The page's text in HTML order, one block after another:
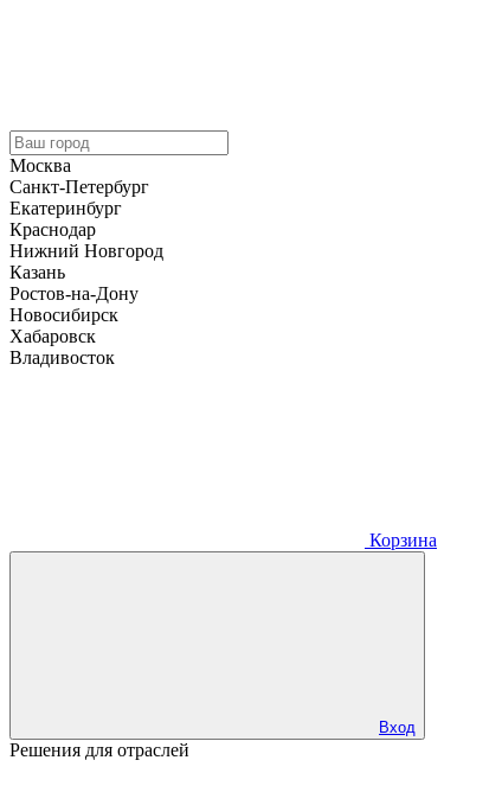
Москва
Санкт-Петербург
Екатеринбург
Краснодар
Нижний Новгород
Казань
Ростов-на-Дону
Новосибирск
Хабаровск
Владивосток
Корзина
Вход
Решения для отраслей